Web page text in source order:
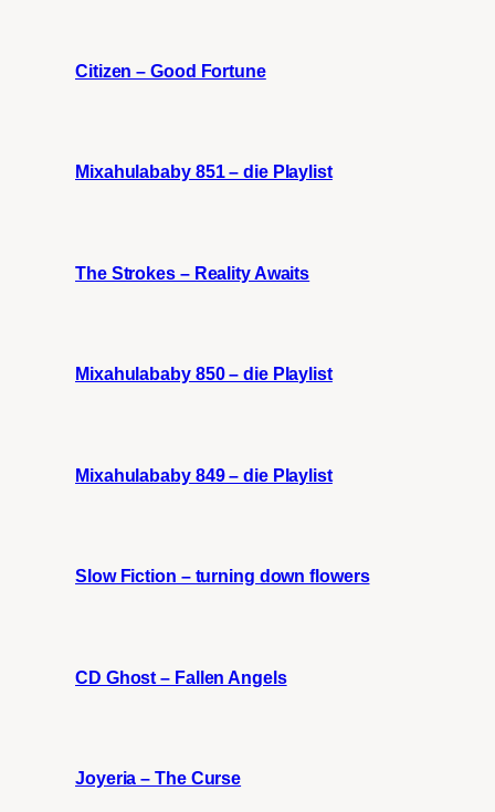
Citizen – Good Fortune
Mixahulababy 851 – die Playlist
The Strokes – Reality Awaits
Mixahulababy 850 – die Playlist
Mixahulababy 849 – die Playlist
Slow Fiction – turning down flowers
CD Ghost – Fallen Angels
Joyeria – The Curse